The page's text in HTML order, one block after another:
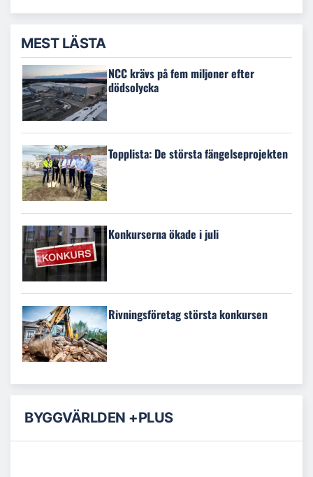
MEST LÄSTA
NCC krävs på fem miljoner efter
dödsolycka
Topplista: De största fängelseprojekten
Konkurserna ökade i juli
Rivningsföretag största konkursen
BYGGVÄRLDEN +PLUS